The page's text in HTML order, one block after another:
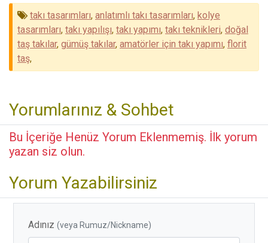
takı tasarımları, anlatımlı takı tasarımları, kolye
tasarımları, takı yapılışı, takı yapımı, takı teknikleri, doğal
taş takılar, gümüş takılar, amatörler için takı yapımı, florit
taş,
Yorumlarınız & Sohbet
Bu İçeriğe Henüz Yorum Eklenmemiş. İlk yorum
yazan siz olun.
Yorum Yazabilirsiniz
Adınız(veya Rumuz/Nickname)